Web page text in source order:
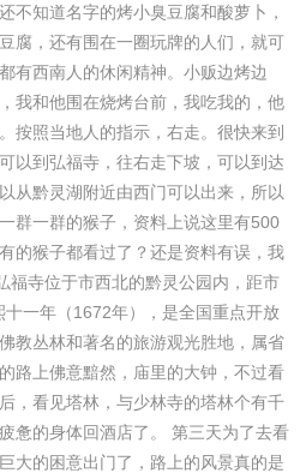
不知道名字的烤小臭豆腐和酸萝卜，
腐，还有围在一圈玩牌的人们，就可
有西南人的休闲精神。小贩边烤边
我和他围在烧烤台前，我吃我的，他
按照当地人的指示，右走。很快来到
以到弘福寺，往右走下坡，可以到达
从黔灵湖附近由西门可以出来，所以
群一群的猴子，资料上说这里有500
的猴子都看过了？还是资料有误，我
福寺位于市西北的黔灵公园内，距市
一年（1672年），是全国重点开放
教丛林和著名的旅游观光胜地，属省
路上佛意黯然，庙里的大钟，不过看
，看见塔林，与少林寺的塔林个有千
惫的身体回酒店了。 第三天为了去看
大的困意出门了，路上的风景真的是